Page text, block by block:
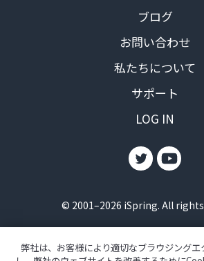
ブログ
お問い合わせ
私たちについて
サポート
LOG IN
© 2001–2026 iSpring. All
プライバシーポリシー
弊社は、お客様により適切なブラウジング